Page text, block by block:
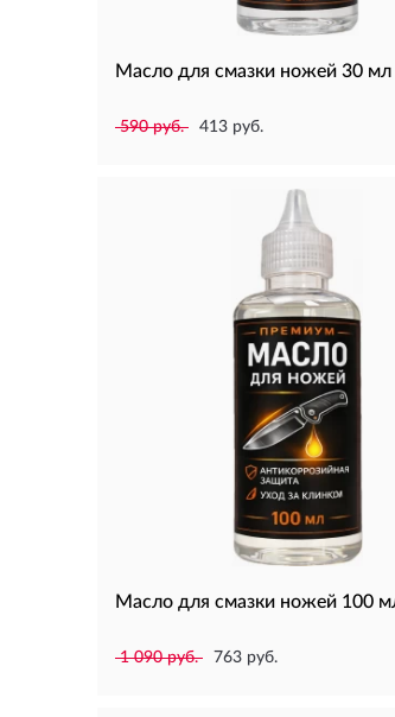
Масло для смазки ножей 30 мл
590 руб. 413 руб.
Масло для смазки ножей 100
1 090 руб. 763 руб.